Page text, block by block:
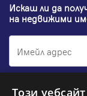
Искаш ли да
на недвижими
Абонирам се
Този